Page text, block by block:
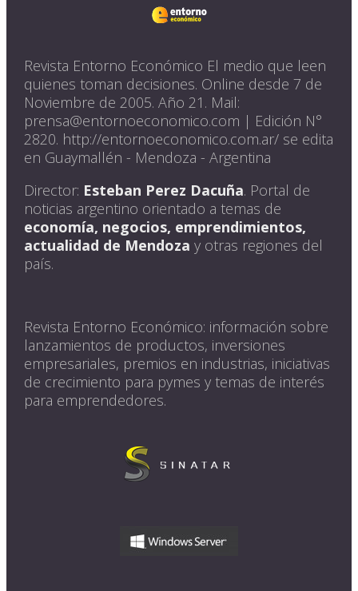
Revista Entorno Económico El medio que leen
quienes toman decisiones. Online desde 7 de
Noviembre de 2005. Año 21. Mail:
prensa@entornoeconomico.com | Edición N°
2820. http://entornoeconomico.com.ar/ se edita
en Guaymallén - Mendoza - Argentina
Director: Esteban Perez Dacuña. Portal de
noticias argentino orientado a temas de
economía, negocios, emprendimientos,
actualidad de Mendoza y otras regiones del
país.
Revista Entorno Económico: información sobre
lanzamientos de productos, inversiones
empresariales, premios en industrias, iniciativas
de crecimiento para pymes y temas de interés
para emprendedores.